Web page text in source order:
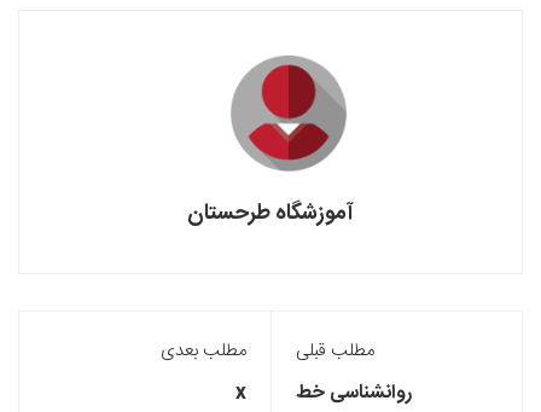
آموزشگاه طرحستان
مطلب قبلی
روانشناسی خط
مطلب بعدی
x